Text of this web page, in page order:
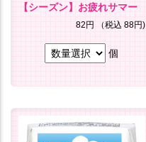
【シーズン】お疲れサマー
82円 （税込 88円)
個